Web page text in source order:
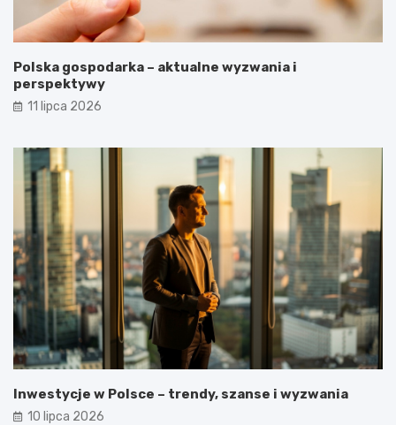
Polska gospodarka – aktualne wyzwania i
perspektywy
11 lipca 2026
Inwestycje w Polsce – trendy, szanse i wyzwania
10 lipca 2026